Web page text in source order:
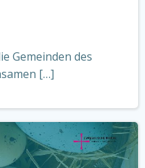
Gemeinden des
[…]